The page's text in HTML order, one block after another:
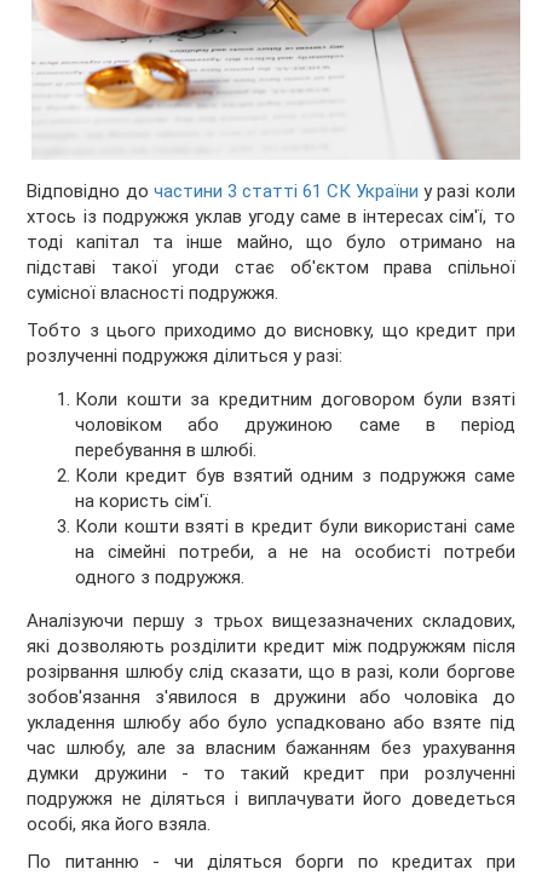
Відповідно до частини 3 статті 61 СК України у разі коли
хтось із подружжя уклав угоду саме в інтересах сім'ї, то
тоді капітал та інше майно, що було отримано на
підставі такої угоди стає об'єктом права спільної
сумісної власності подружжя.
Тобто з цього приходимо до висновку, що кредит при
розлученні подружжя ділиться у разі:
Коли кошти за кредитним договором були взяті
чоловіком або дружиною саме в період
перебування в шлюбі.
Коли кредит був взятий одним з подружжя саме
на користь сім'ї.
Коли кошти взяті в кредит були використані саме
на сімейні потреби, а не на особисті потреби
одного з подружжя.
Аналізуючи першу з трьох вищезазначених складових,
які дозволяють розділити кредит між подружжям після
розірвання шлюбу слід сказати, що в разі, коли боргове
зобов'язання з'явилося в дружини або чоловіка до
укладення шлюбу або було успадковано або взяте під
час шлюбу, але за власним бажанням без урахування
думки дружини - то такий кредит при розлученні
подружжя не діляться і виплачувати його доведеться
особі, яка його взяла.
По питанню - чи діляться борги по кредитах при